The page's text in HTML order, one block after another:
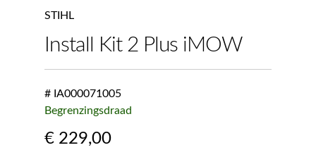
STIHL
Install Kit 2 Plus iMOW
# IA000071005
Begrenzingsdraad
€229,00